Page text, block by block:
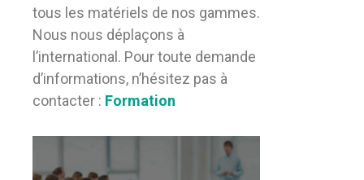
tous les matériels de nos gammes.
Nous nous déplaçons à
l’international. Pour toute demande
d’informations, n’hésitez pas à
contacter : Formation